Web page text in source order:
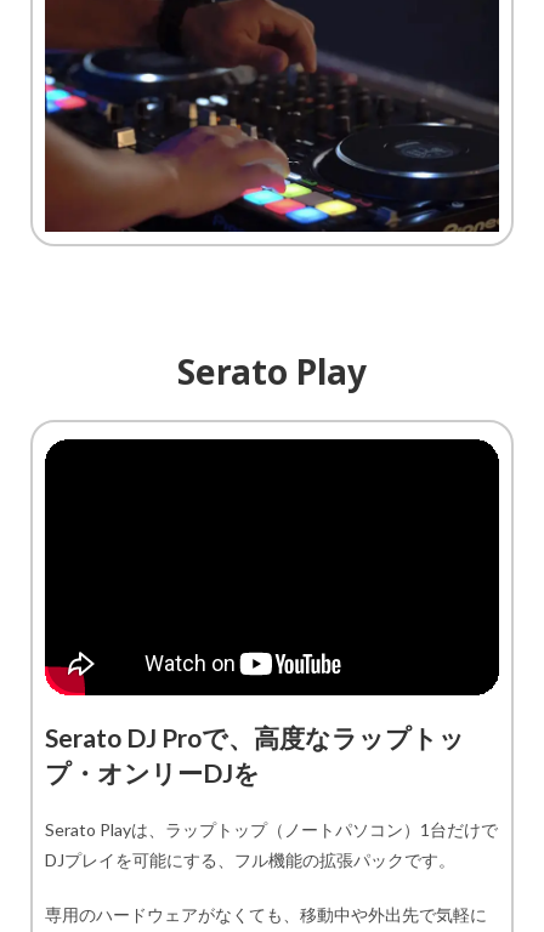
Serato Play
Serato DJ Proで、高度なラップトッ
プ・オンリーDJを
Serato Playは、ラップトップ（ノートパソコン）1台だけで
DJプレイを可能にする、フル機能の拡張パックです。
専用のハードウェアがなくても、移動中や外出先で気軽に